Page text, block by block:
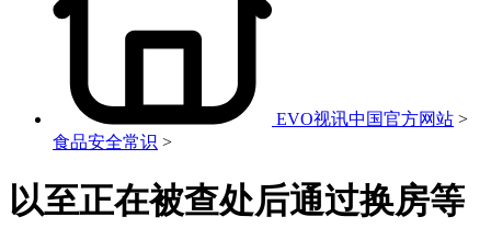
EVO视讯中国官方网站 >
食品安全常识 >
以至正在被查处后通过换房等